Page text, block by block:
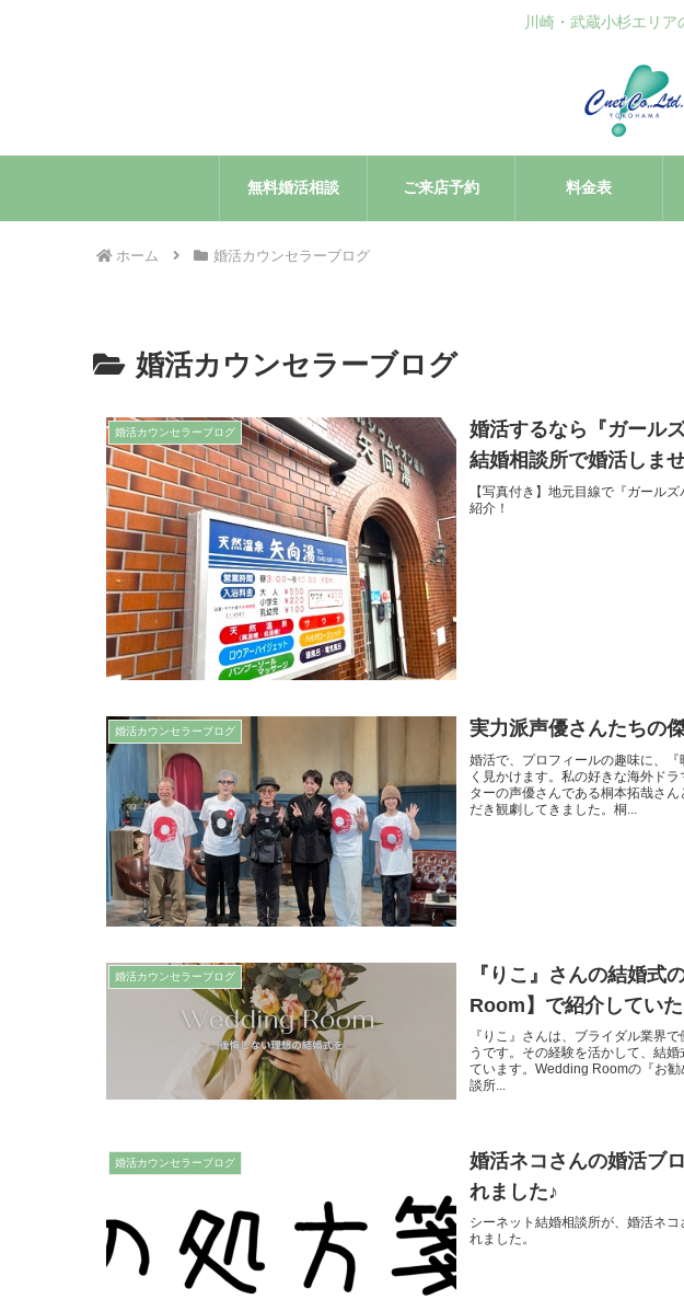
川崎・武蔵小杉エリ
無料婚活相談 ご来店予約 料金表
ホーム 婚活カウンセラーブログ
婚活カウンセラーブログ
婚活カウンセラーブログ
婚活するなら『ガール
結婚相談所で婚活しま
【写真付き】地元目線で『ガール
紹介！
婚活カウンセラーブログ 実力派声優さんたちの
婚活で、プロフィールの趣味に、
く見かけます。私の好きな海外ド
ターの声優さんである桐本拓哉さ
だき観劇してきました。桐...
婚活カウンセラーブログ
『りこ』さんの結婚式
Room】で紹介してい
『りこ』さんは、ブライダル業界
うです。その経験を活かして、結
ています。Wedding Roomの『お
談所...
婚活カウンセラーブログ
婚活ネコさんの婚活ブ
れました♪
シーネット結婚相談所が、婚活ネ
れました。